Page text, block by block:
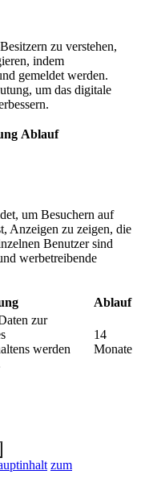
zu verstehen,
indem
gemeldet werden.
um das digitale
Ablauf
um Besuchern auf
Anzeigen zu zeigen, die
Benutzer sind
werbetreibende
Ablauf
zur
werden
14
Monate
zum